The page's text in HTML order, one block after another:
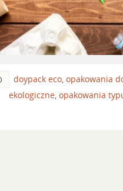
doypack eco, opakowania
ekologiczne, opakowania